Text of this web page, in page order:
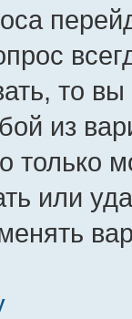
то
из
только
или